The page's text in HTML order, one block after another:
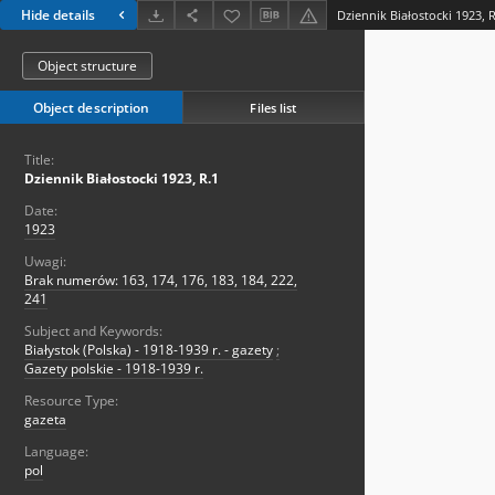
Hide details Dziennik Białostocki 1923,
Object structure
Object description Files list
Title:
Dziennik Białostocki 1923, R.1
Date:
1923
Uwagi:
Brak numerów: 163, 174, 176, 183, 184, 222,
241
Subject and Keywords:
Białystok (Polska) - 1918-1939 r. - gazety ;
Gazety polskie - 1918-1939 r.
Resource Type:
gazeta
Language:
pol